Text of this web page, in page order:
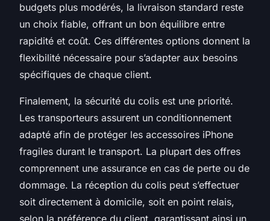
budgets plus modérés, la livraison standard reste
un choix fiable, offrant un bon équilibre entre
rapidité et coût. Ces différentes options donnent la
flexibilité nécessaire pour s’adapter aux besoins
spécifiques de chaque client.
Finalement, la sécurité du colis est une priorité.
Les transporteurs assurent un conditionnement
adapté afin de protéger les accessoires iPhone
fragiles durant le transport. La plupart des offres
comprennent une assurance en cas de perte ou de
dommage. La réception du colis peut s’effectuer
soit directement à domicile, soit en point relais,
selon la préférence du client, garantissant ainsi un